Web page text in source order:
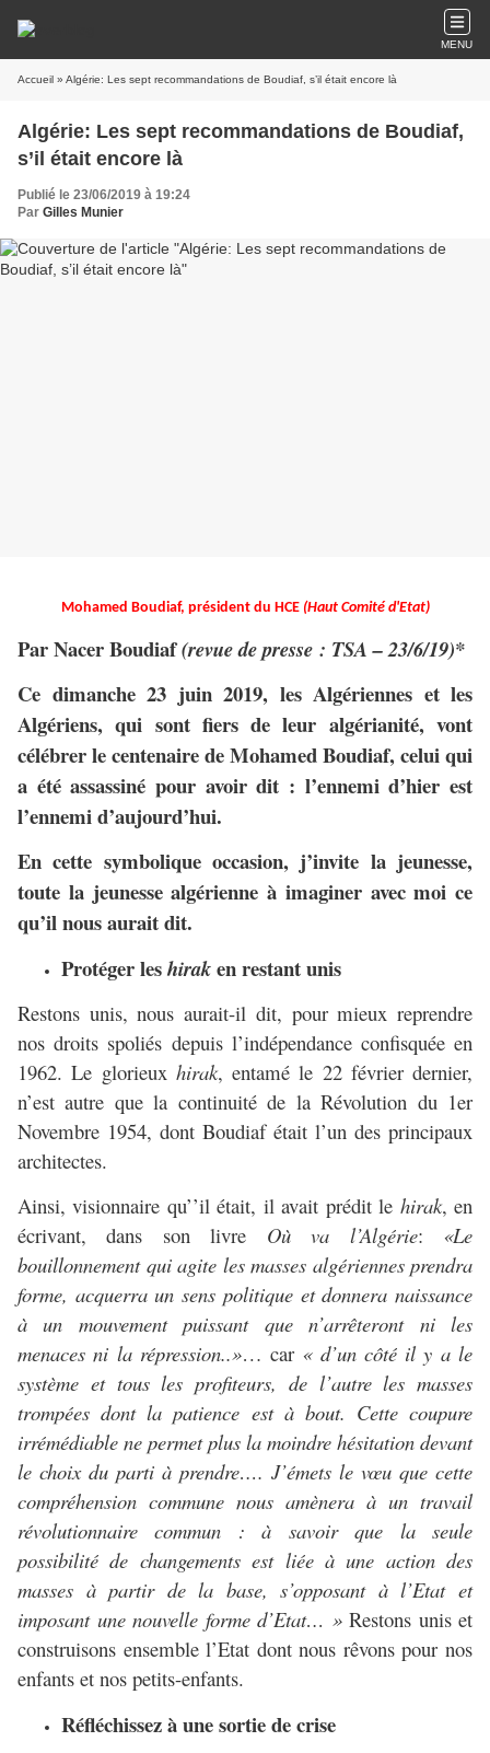
MENU
Accueil » Algérie: Les sept recommandations de Boudiaf, s’il était encore là
Algérie: Les sept recommandations de Boudiaf,
s’il était encore là
Publié le 23/06/2019 à 19:24
Par Gilles Munier
Mohamed Boudiaf, président du HCE(Haut Comité d'Etat)
ParNacer Boudiaf(revue de presse : TSA – 23/6/19)*
Ce dimanche 23 juin 2019, les Algériennes et les
Algériens, qui sont fiers de leur algérianité, vont
célébrer le centenaire de Mohamed Boudiaf, celui qui
a été assassiné pour avoir dit : l’ennemi d’hier est
l’ennemi d’aujourd’hui.
En cette symbolique occasion, j’invite la jeunesse,
toute la jeunesse algérienne à imaginer avec moi ce
qu’il nous aurait dit.
Protéger leshiraken restant unis
Restons unis, nous aurait-il dit, pour mieux reprendre
nos droits spoliés depuis l’indépendance confisquée en
1962. Le glorieux hirak, entamé le 22 février dernier,
n’est autre que la continuité de la Révolution du 1er
Novembre 1954, dont Boudiaf était l’un des principaux
architectes.
Ainsi, visionnaire qu’’il était, il avait prédit le hirak, en
écrivant, dans son livre Où va l’Algérie: «Le
bouillonnement qui agite les masses algériennes prendra
forme, acquerra un sens politique et donnera naissance
à un mouvement puissant que n’arrêteront ni les
menaces ni la répression..»… car « d’un côté il y a le
système et tous les profiteurs, de l’autre les masses
trompées dont la patience est à bout. Cette coupure
irrémédiable ne permet plus la moindre hésitation devant
le choix du parti à prendre…. J’émets le vœu que cette
compréhension commune nous amènera à un travail
révolutionnaire commun : à savoir que la seule
possibilité de changements est liée à une action des
masses à partir de la base, s’opposant à l’Etat et
imposant une nouvelle forme d’Etat… »Restons unis et
construisons ensemble l’Etat dont nous rêvons pour nos
enfants et nos petits-enfants.
Réfléchissez à une sortie de crise